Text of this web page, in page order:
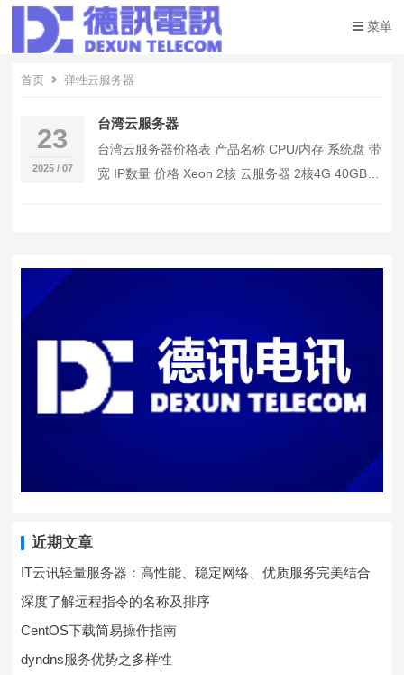
菜单
首页 弹性云服务器
23
2025 / 07
台湾云服务器
台湾云服务器价格表 产品名称 CPU/内存 系统盘 带
宽 IP数量 价格 Xeon 2核 云服务器 2核4G 40GB
近期文章
IT云讯轻量服务器：高性能、稳定网络、优质服务完美结合
深度了解远程指令的名称及排序
CentOS下载简易操作指南
dyndns服务优势之多样性